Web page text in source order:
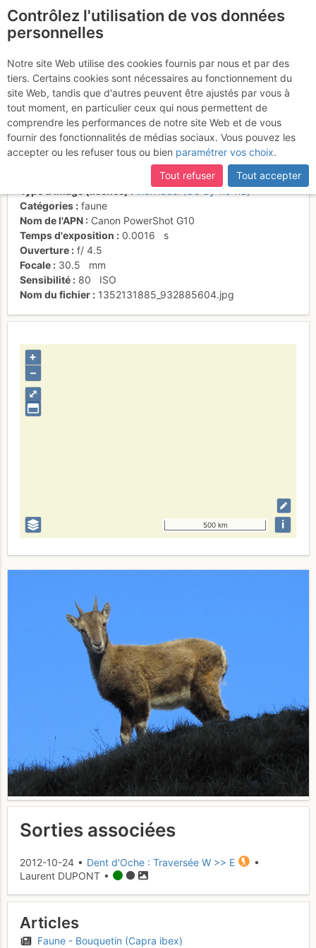
Un jeune bouquetin au-
dessus du refuge
Activités
Date/heure
Laurent DUPONT
individuel (CC by-nc-nd)
Catégories
faune
Nom de l'APN
Canon PowerShot G10
Temps d'exposition
0.0016
s
Ouverture
f/ 4.5
Focale
30.5
mm
Sensibilité
80
ISO
Nom du fichier
1352131885_932885604.jpg
⤢
+
–
500 km i
Sorties associées
2012-10-24 • Dent d'Oche : Traversée W >> E
•
Laurent DUPONT •
Articles
Faune - Bouquetin (Capra ibex)
Contrôlez l'utilisation de vos données
personnelles
Notre site Web utilise des cookies fournis par nous et par des
tiers. Certains cookies sont nécessaires au fonctionnement du
site Web, tandis que d'autres peuvent être ajustés par vous à
tout moment, en particulier ceux qui nous permettent de
comprendre les performances de notre site Web et de vous
fournir des fonctionnalités de médias sociaux. Vous pouvez les
accepter ou les refuser tous ou bien paramétrer vos choix.
Tout refuser
Tout accepter